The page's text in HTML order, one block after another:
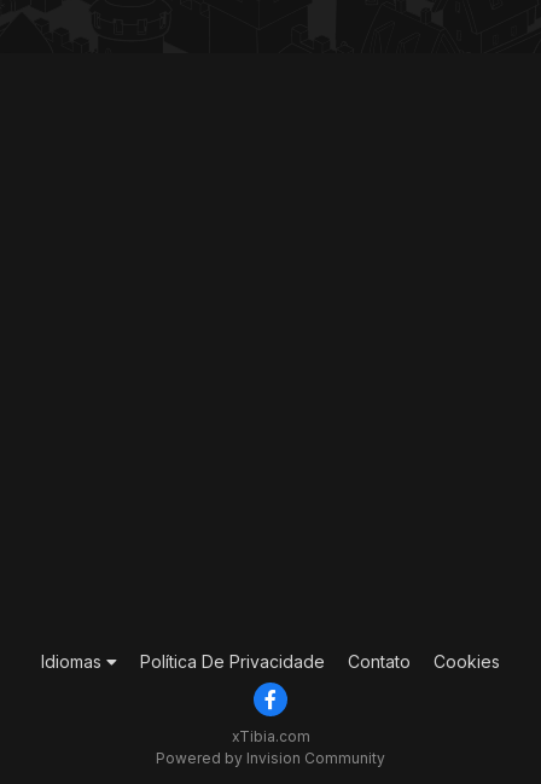
Idiomas Política De Privacidade Contato Cookies
xTibia.com
Powered by Invision Community